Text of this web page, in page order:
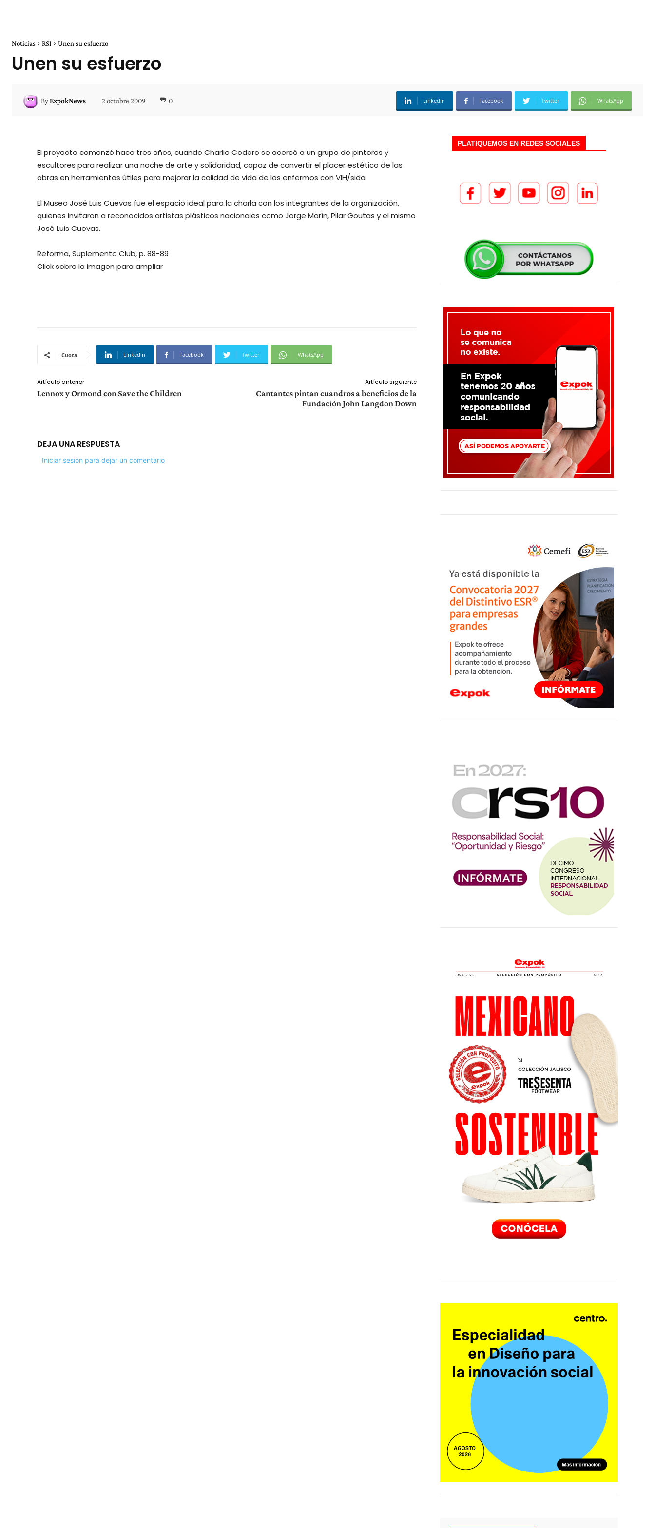
Noticias RSI Unen su esfuerzo
Unen su esfuerzo
ByExpokNews 2 octubre 2009 0 Linkedin Facebook Twitter WhatsApp
El proyecto comenzó hace tres años, cuando Charlie Codero se acercó a un grupo de pintores y
escultores para realizar una noche de arte y solidaridad, capaz de convertir el placer estético de las
obras en herramientas útiles para mejorar la calidad de vida de los enfermos con VIH/sida.
El Museo José Luis Cuevas fue el espacio ideal para la charla con los integrantes de la organización,
quienes invitaron a reconocidos artistas plásticos nacionales como Jorge Marín, Pilar Goutas y el mismo
José Luis Cuevas.
Reforma, Suplemento Club, p. 88-89
Click sobre la imagen para ampliar
Cuota Linkedin Facebook Twitter WhatsApp
Artículo anterior
Lennox y Ormond con Save the Children
Artículo siguiente
Cantantes pintan cuandros a beneficios de la
Fundación John Langdon Down
DEJA UNA RESPUESTA
Iniciar sesión para dejar un comentario
PLATIQUEMOS EN REDES SOCIALES